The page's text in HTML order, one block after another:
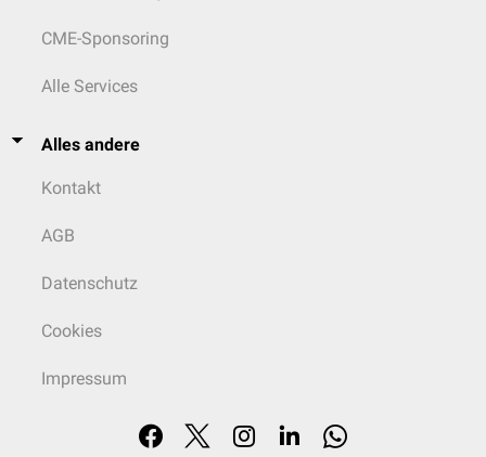
CME-Sponsoring
Alle Services
Alles andere
Kontakt
AGB
Datenschutz
Cookies
Impressum